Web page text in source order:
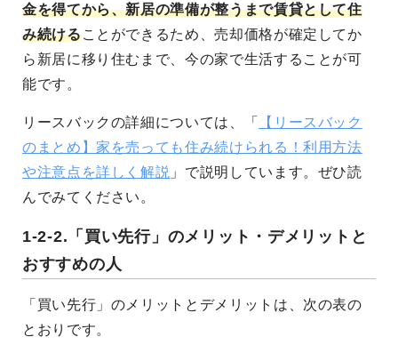
金を得てから、新居の準備が整うまで賃貸として住
み続けることができるため、売却価格が確定してか
ら新居に移り住むまで、今の家で生活することが可
能です。
リースバックの詳細については、「
【リースバック
のまとめ】家を売っても住み続けられる！利用方法
や注意点を詳しく解説 」で説明しています。ぜひ読
んでみてください。
1-2-2.「買い先行」のメリット・デメリットと
おすすめの人
「買い先行」のメリットとデメリットは、次の表の
とおりです。